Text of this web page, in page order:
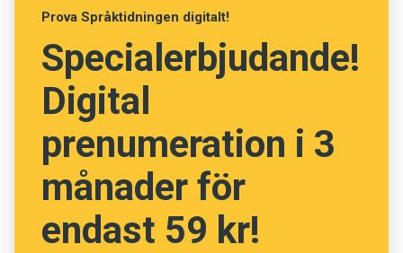
Läs Språktidningen digitalt
Press
Prova Språktidningen digitalt!
Specialerbjudande!
Digital
prenumeration i 3
månader för
endast 59 kr!